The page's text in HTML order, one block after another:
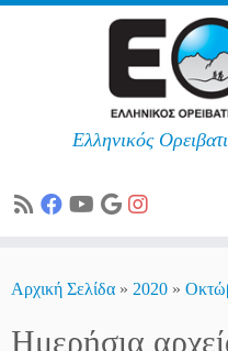
Ελληνικός
Αρχική Σελίδα » 2020 »
Ημερήσια